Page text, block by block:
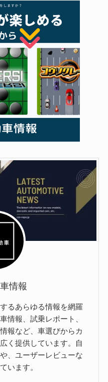
情報
るあらゆる情報を網羅
情報、試乗レポート、
報など、車選びからカ
く提供しています。自
、ユーザーレビューな
います。